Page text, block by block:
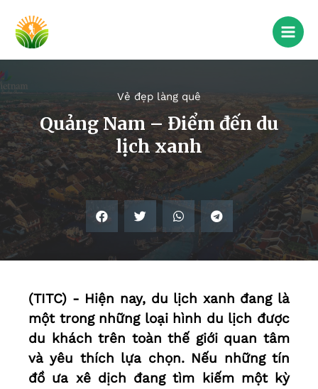
Vẻ đẹp làng quê
Quảng Nam – Điểm đến du
lịch xanh
(TITC) - Hiện nay, du lịch xanh đang là
một trong những loại hình du lịch được
du khách trên toàn thế giới quan tâm
và yêu thích lựa chọn. Nếu những tín
đồ ưa xê dịch đang tìm kiếm một kỳ